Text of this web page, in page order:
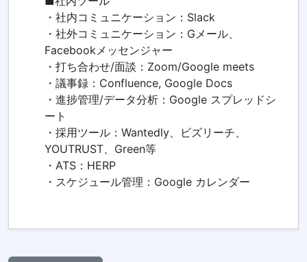
・社内コミュニケーション：Slack
・社外コミュニケーション：Gメール、
Facebookメッセンジャー
・打ち合わせ/面談：Zoom/Google meets
・議事録：Confluence, Google Docs
・進捗管理/データ分析：Google スプレッドシ
ート
・採用ツール：Wantedly、ビズリーチ、
YOUTRUST、Green等
・ATS：HERP
・スケジュール管理：Google カレンダー